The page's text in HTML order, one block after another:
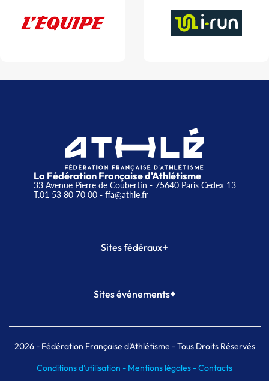
La Fédération Française d'Athlétisme
33 Avenue Pierre de Coubertin - 75640 Paris Cedex 13
T.01 53 80 70 00- ffa@athle.fr
Sites fédéraux+
Plateforme Formation
Sites événements+
Meeting de Paris indoor
MAIF Ekiden de Paris
2026- Fédération Française d'Athlétisme - Tous Droits Réservés
Conditions d'utilisation - Mentions légales -Contacts